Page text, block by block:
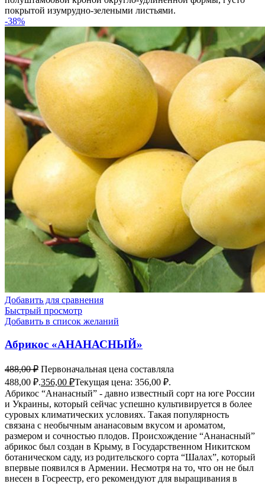
покрытой изумрудно-зелеными листьями.
-38%
Добавить для сравнения
Быстрый просмотр
Добавить в список желаний
Абрикос «АНАНАСНЫЙ»
488,00₽ Первоначальная цена составляла
488,00 ₽.356,00 ₽Текущая цена: 356,00 ₽.
Абрикос “Ананасный” - давно известный сорт на юге России
и Украины, который сейчас успешно культивируется в более
суровых климатических условиях. Такая популярность
связана с необычным ананасовым вкусом и ароматом,
размером и сочностью плодов. Происхождение “Ананасный”
абрикос был создан в Крыму, в Государственном Никитском
ботаническом саду, из родительского сорта “Шалах”, который
впервые появился в Армении. Несмотря на то, что он не был
внесен в Госреестр, его рекомендуют для выращивания в